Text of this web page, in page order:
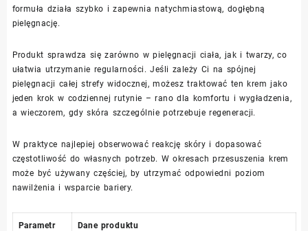
formuła działa szybko i zapewnia natychmiastową, dogłębną
pielęgnację.
Produkt sprawdza się zarówno w pielęgnacji ciała, jak i twarzy, co
ułatwia utrzymanie regularności. Jeśli zależy Ci na spójnej
pielęgnacji całej strefy widocznej, możesz traktować ten krem jako
jeden krok w codziennej rutynie – rano dla komfortu i wygładzenia,
a wieczorem, gdy skóra szczególnie potrzebuje regeneracji.
W praktyce najlepiej obserwować reakcję skóry i dopasować
częstotliwość do własnych potrzeb. W okresach przesuszenia krem
może być używany częściej, by utrzymać odpowiedni poziom
nawilżenia i wsparcie bariery.
Parametr Dane produktu